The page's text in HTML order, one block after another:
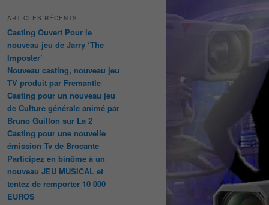
ARTICLES RÉCENTS
Casting Ouvert Pour le
nouveau jeu de Jarry ‘The
Imposter’
Nouveau casting, nouveau jeu
TV produit par Fremantle
Casting pour un nouveau jeu
de Culture générale animé par
Bruno Guillon sur La 2
Casting pour une nouvelle
émission Tv de Brocante
Participez en binôme à un
nouveau JEU MUSICAL et
tentez de remporter 10 000
EUROS